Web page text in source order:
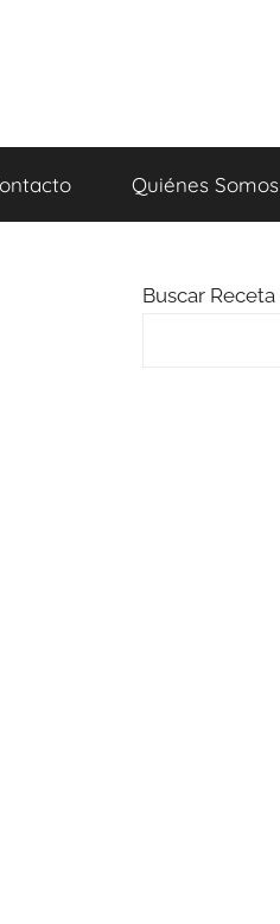
Quiénes Somos
Buscar Receta